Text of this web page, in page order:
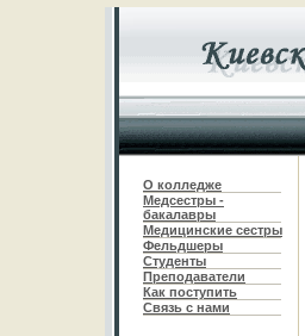
О колледже
Медсестры -
бакалавры
Медицинские сестры
Фельдшеры
Студенты
Преподаватели
Как поступить
Связь с нами